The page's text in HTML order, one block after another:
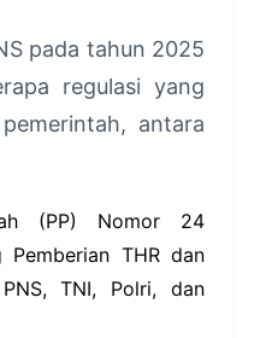
pada tahun 2025
regulasi yang
antara
(PP) Nomor 24
THR dan
TNI, Polri, dan